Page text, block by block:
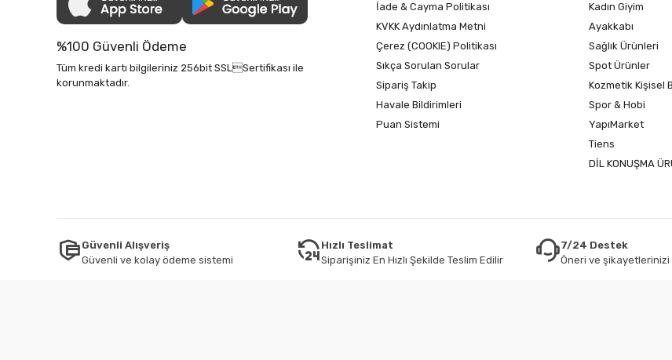
%100 Güvenli Ödeme
Tüm kredi kartı bilgileriniz 256bit SSLSertifikası ile
korunmaktadır.
İade & Cayma Politikası
KVKK Aydınlatma Metni
Çerez (COOKIE) Politikası
Sıkça Sorulan Sorular
Sipariş Takip
Havale Bildirimleri
Puan Sistemi
Kadın Giyim
Ayakkabı
Sağlık Ürünleri
Spot Ürünler
Kozmetik Kişisel
Spor & Hobi
YapıMarket
Tiens
DİL KONUŞMA
Güvenli Alışveriş
Güvenli ve kolay ödeme sistemi
Hızlı Teslimat
Siparişiniz En Hızlı Şekilde Teslim Edilir
7/24 Destek
Öneri ve